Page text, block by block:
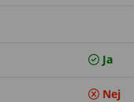
Ja
Nej